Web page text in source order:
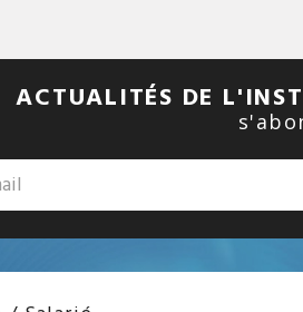
ACTUALITÉS DE